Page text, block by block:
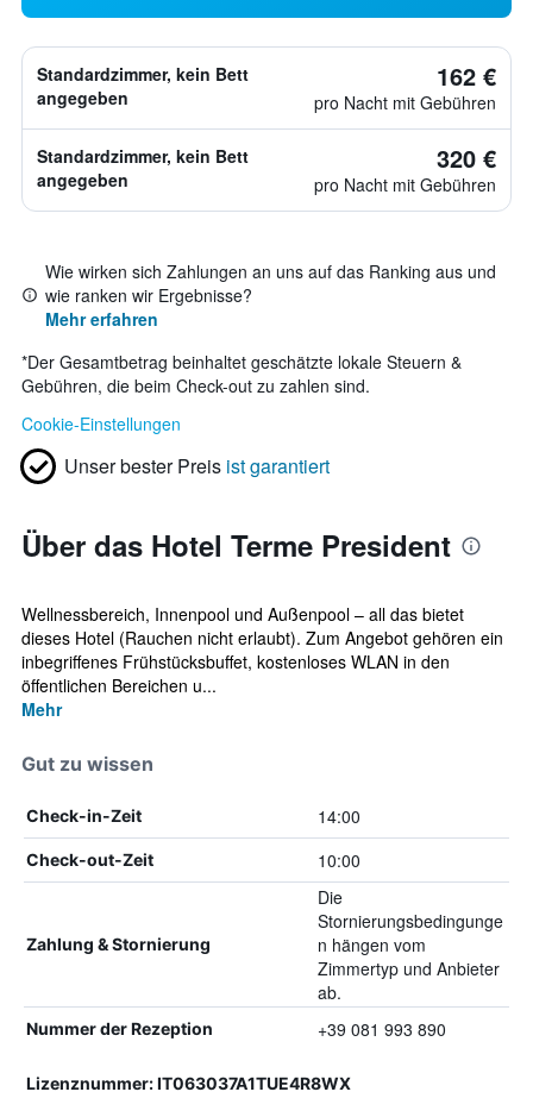
Standardzimmer, kein Bett
angegeben
162 €
pro Nacht mit Gebühren
Standardzimmer, kein Bett
angegeben
320 €
pro Nacht mit Gebühren
Wie wirken sich Zahlungen an uns auf das Ranking aus und
wie ranken wir Ergebnisse?
Mehr erfahren
*Der Gesamtbetrag beinhaltet geschätzte lokale Steuern &
Gebühren, die beim Check-out zu zahlen sind.
Cookie-Einstellungen
Unser bester Preis ist garantiert
Über das Hotel Terme President
Wellnessbereich, Innenpool und Außenpool – all das bietet
dieses Hotel (Rauchen nicht erlaubt). Zum Angebot gehören ein
inbegriffenes Frühstücksbuffet, kostenloses WLAN in den
öffentlichen Bereichen u...
Mehr
Gut zu wissen
Check-in-Zeit 14:00
Check-out-Zeit 10:00
Zahlung & Stornierung
Die
Stornierungsbedingunge
n hängen vom
Zimmertyp und Anbieter
ab.
Nummer der Rezeption +39 081 993 890
Lizenznummer: IT063037A1TUE4R8WX